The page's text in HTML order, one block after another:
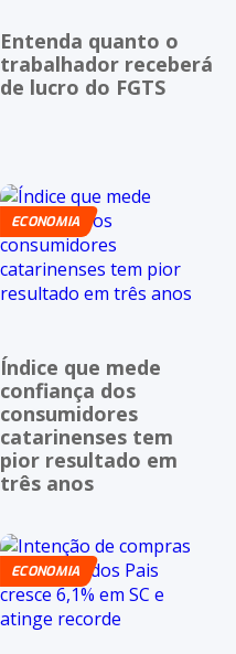
Entenda quanto o
trabalhador receberá
de lucro do FGTS
ECONOMIA
Índice que mede
confiança dos
consumidores
catarinenses tem
pior resultado em
três anos
ECONOMIA